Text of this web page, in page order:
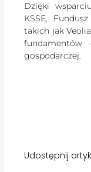
Dzięki
KSSE,
takich jak
fundamentów
gospodarczej.
Udostępnij